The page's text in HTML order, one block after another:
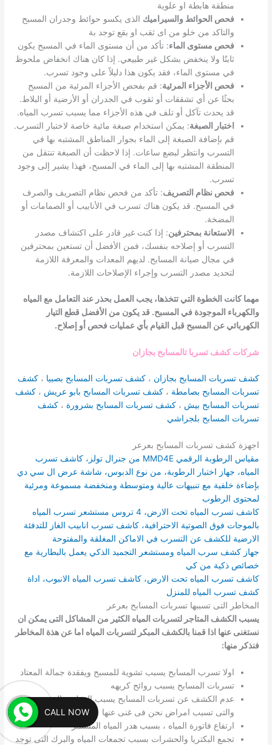
منطقة هابطة او علوية
فحص الحوائط والسيراميك الذى يكسو حوائط وجدران المسبح
والتاكد من خلو من اى ثقب او بقع توجد بة
فحص مستوى الماء: تأكد من أن مستوى الماء في المسبح يكون
ثابتًا ولا ينخفض بشكل غير طبيعي. إذا كان هناك انخفاض ملحوظ
في مستوى الماء، فقد يكون هذا دليلاً على وجود تسرب.
فحص الأجزاء المرئية: قم بفحص الأجزاء المرئية من المسبح
بحثًا عن أي تشققات أو ثقوب في الجدران أو الأرضية أو البلاط.
قد يحدث تآكل أو تلف في هذه الأجزاء مما يسبب تسرب المياه.
اختبار الصبغة: يمكن استخدام صبغة مائية خاصة لاختبار التسرب.
قم بإضافة الصبغة إلى الماء بجوار المناطق المشتبه بها في
التسرب وانتظر لبضع ساعات. إذا لاحظت أن الصبغة تنتقل من
المنطقة المشتبه بها إلى الماء في المسبح، فهذا يشير إلى وجود
تسرب.
فحص نظام التصريف: تأكد من فحص نظام التصريف والصرف
في المسبح. قد يكون هناك تسرب في الأنابيب أو الصمامات أو
المضخة.
الاستعانة بمحترفين: إذا كنت غير قادر على اكتشاف مصدر
التسرب أو إصلاحه بنفسك، فمن الأفضل أن تستعين بمحترفين
في مجال صيانة المسابح. لديهم المعدات والمعرفة اللازمة
لتحديد مصدر التسرب وإجراء الإصلاحات اللازمة.
مهما كانت الخطوة التي تتخذها، يجب العمل بحذر عند التعامل مع المياه
والكهرباء الموجودة في المسبح. قد يكون من الأفضل قطع التيار
الكهربائي عن المسبح قبل القيام بأي عمليات فحص أو إصلاح.
شركات كشف تسربا تالمسابح بجازان
كشف تسربات المسابح بجازان ،كشف تسربات المسابح بصبيا ،كشف
تسربات المسابح بصامطة ،كشف تسربات المسابح بابو عريش ،كشف
تسربات المسابح بيش ،كشف تسربات المسابح بشرورة ،كشف
تسربات المسابح بلجراشي
اجهزة كشف تسربات المسابح بعرعر
مقياس الرطوبة الرقمي MMD4E من جنرال تولز، كاشف تسرب
المياه، جهاز اختبار الرطوبة، من نوع الدبوس، شاشة عرض ال سي دي
بإضاءة خلفية مع تنبيهات عالية ومتوسطة ومنخفضة مسموعة ومرئية
لمحتوى الرطوب
كاشف تسرب المياه تحت الارض، 4 تروس مستشعر تسرب المياه
بالموجات فوق الصوتية الاحترافية، كاشف تسرب انابيب الغاز للتدفئة
الارضية للكشف عن التسرب في الاماكن المغلقة والمفتوحة
جهاز كشف سرب المياه ومستشعر التجميد الذكي يعمل بالبطارية مع
خصائص ذكية من كي
كاشف تسرب المياه تحت الارض، كاشف تسرب المياه الانبوب، اداة
كشف تسرب المياه للمنزل
المخاطر التى تسببها تسربات المسابح بعرعر
يسبب الكشف المتاجر لتسربات المياه الكثير من المشاكل التى يمكن ان
نستغنى عنها اذا قمنا بالكشف المبكر لتسربات المياه اما عن هذة المخاطر
فنذكر منها:
اولا تسرب المسابح يسبب تشوية للمسبح ويفقدة جمالة المعتاد
تسربات المسابح يسبب روائح كريهه
عدم الكشف عن تسربات المسابح يسبب الرطوبة المستمرة
والتى تسبب امراض نحن فى غنى عنها
ارتفاع فاتورة المياه ، بسبب هدر المياه المستمر
تجمع البكتريا والحشرات بسبب تجمعات المياه والبرك التى توجد
CALL NOW